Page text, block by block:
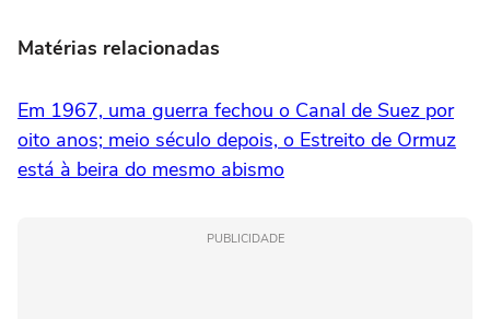
Matérias relacionadas
Em 1967, uma guerra fechou o Canal de Suez por
oito anos; meio século depois, o Estreito de Ormuz
está à beira do mesmo abismo
PUBLICIDADE